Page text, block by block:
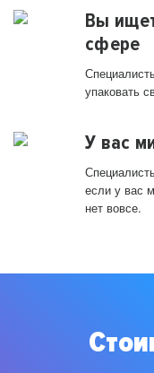
Вы
сфере
упаковать
У вас
если у вас
нет вовсе.